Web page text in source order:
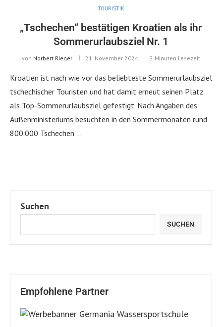
TOURISTIK
„Tschechen“ bestätigen Kroatien als ihr
Sommerurlaubsziel Nr. 1
von Norbert Rieger 21. November 2024 2 Minuten Lesezeit
Kroatien ist nach wie vor das beliebteste Sommerurlaubsziel
tschechischer Touristen und hat damit erneut seinen Platz
als Top-Sommerurlaubsziel gefestigt. Nach Angaben des
Außenministeriums besuchten in den Sommermonaten rund
800.000 Tschechen …
Suchen
SUCHEN
Empfohlene Partner